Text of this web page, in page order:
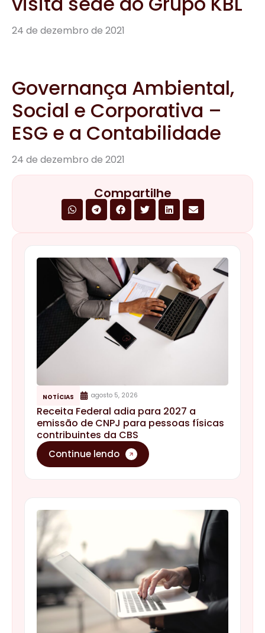
NOTÍCIAS agosto 5, 2026
Receita Federal adia para 2027 a
emissão de CNPJ para pessoas físicas
contribuintes da CBS
Continue lendo
24 de dezembro de 2021
Governança Ambiental,
Social e Corporativa –
ESG e a Contabilidade
24 de dezembro de 2021
Compartilhe